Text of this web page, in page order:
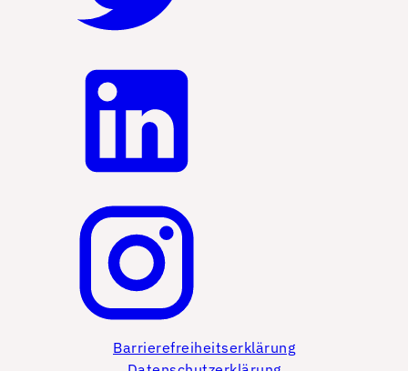
Barrierefreiheitserklärung